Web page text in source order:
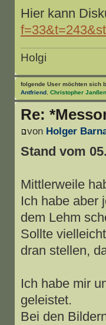
Hier kann
Holgi
folgende User möchten sich
Antfriend, Christopher Janßen
Re:
von Holger
Stand vom
Mittlerweile
Ich habe aber
dem Lehm
Sollte
dran stellen,
Ich habe mir
geleistet.
Bei den